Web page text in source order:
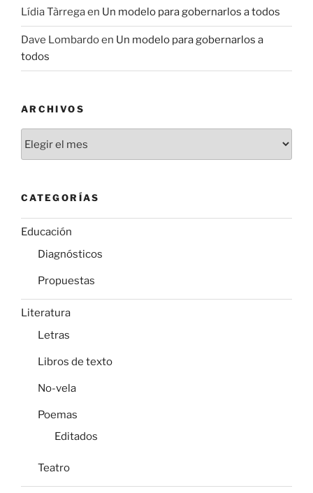
Lídia Tàrregaen Un modelo para gobernarlos a todos
Dave Lombardoen Un modelo para gobernarlos a
todos
ARCHIVOS
CATEGORÍAS
Educación
Diagnósticos
Propuestas
Literatura
Letras
Libros de texto
No-vela
Poemas
Editados
Teatro